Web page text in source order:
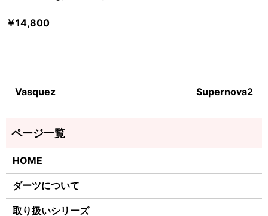
￥14,800
Vasquez Supernova2
HOME
ダーツについて
取り扱いシリーズ